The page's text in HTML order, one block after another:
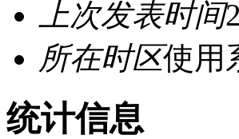
上次发表时间
所在时区使用
统计信息